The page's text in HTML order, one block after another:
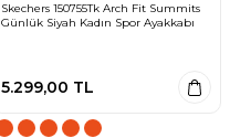
Skechers 150755Tk Arch Fit Summits
Günlük Siyah Kadın Spor Ayakkabı
5.299,00 TL